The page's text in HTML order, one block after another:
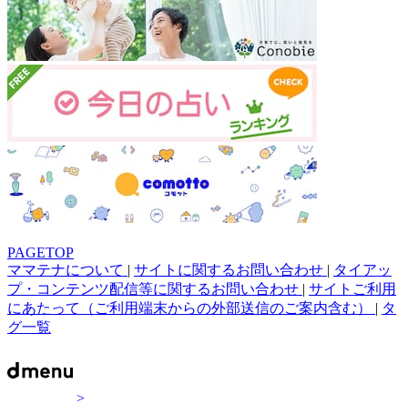
PAGETOP
ママテナについて | サイトに関するお問い合わせ | タイアッ
プ・コンテンツ配信等に関するお問い合わせ | サイトご利用
にあたって（ご利用端末からの外部送信のご案内含む） | タ
グ一覧
>